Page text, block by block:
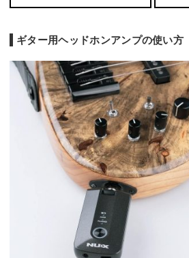
ギター用ヘッドホンアンプの使い方